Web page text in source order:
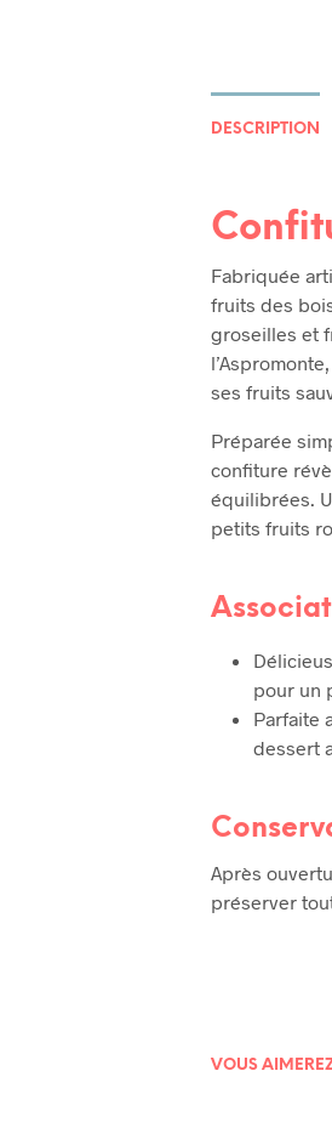
DESCRIPTION
Fabriquée
fruits des
groseilles et
ses fruits
Préparée
confiture
équilibrées.
petits fruits
pour un
Parfaite
dessert
Après
préserver
VOUS